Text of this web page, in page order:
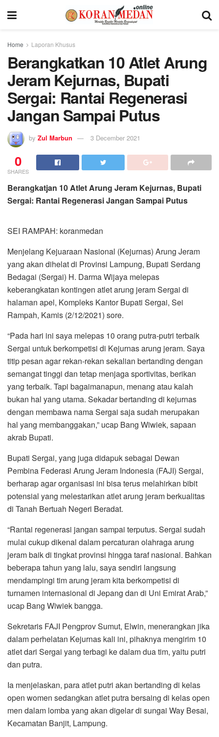
Home Laporan Khusus
Berangkatkan 10 Atlet Arung
Jeram Kejurnas, Bupati
Sergai: Rantai Regenerasi
Jangan Sampai Putus
by Zul Marbun 3 December 2021
0
SHARES
Berangkatjan 10 Atlet Arung Jeram Kejurnas, Bupati
Sergai: Rantai Regenerasi Jangan Sampai Putus
SEI RAMPAH: koranmedan
Menjelang Kejuaraan Nasional (Kejurnas) Arung Jeram
yang akan dihelat di Provinsi Lampung, Bupati Serdang
Bedagai (Sergai) H. Darma Wijaya melepas
keberangkatan kontingen atlet arung jeram Sergai di
halaman apel, Kompleks Kantor Bupati Sergai, Sei
Rampah, Kamis (2/12/2021) sore.
“Pada hari ini saya melepas 10 orang putra-putri terbaik
Sergai untuk berkompetisi di Kejurnas arung jeram. Saya
titip pesan agar rekan-rekan sekalian bertanding dengan
semangat tinggi dan tetap menjaga sportivitas, berikan
yang terbaik. Tapi bagaimanapun, menang atau kalah
bukan hal yang utama. Sekadar bertanding di kejurnas
dengan membawa nama Sergai saja sudah merupakan
hal yang membanggakan,” ucap Bang Wiwiek, sapaan
akrab Bupati.
Bupati Sergai, yang juga didapuk sebagai Dewan
Pembina Federasi Arung Jeram Indonesia (FAJI) Sergai,
berharap agar organisasi ini bisa terus melahirkan bibit
potensial yang melestarikan atlet arung jeram berkualitas
di Tanah Bertuah Negeri Beradat.
“Rantai regenerasi jangan sampai terputus. Sergai sudah
mulai cukup dikenal dalam percaturan olahraga arung
jeram baik di tingkat provinsi hingga taraf nasional. Bahkan
beberapa tahun yang lalu, saya sendiri langsung
mendampingi tim arung jeram kita berkompetisi di
turnamen internasional di Jepang dan di Uni Emirat Arab,”
ucap Bang Wiwiek bangga.
Sekretaris FAJI Pengprov Sumut, Elwin, menerangkan jika
dalam perhelatan Kejurnas kali ini, pihaknya mengirim 10
atlet dari Sergai yang terbagi ke dalam dua tim, yaitu putri
dan putra.
Ia menjelaskan, para atlet putri akan bertanding di kelas
open women sedangkan atlet putra bersaing di kelas open
men dalam lomba yang akan digelar di sungai Way Besai,
Kecamatan Banjit, Lampung.